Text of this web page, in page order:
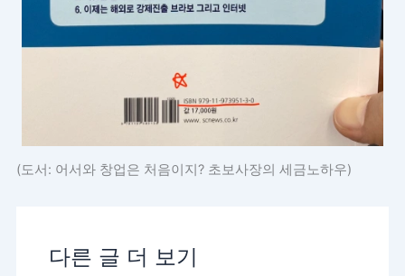
(도서: 어서와 창업은 처음이지? 초보사장의 세금노하우)
다른 글 더 보기